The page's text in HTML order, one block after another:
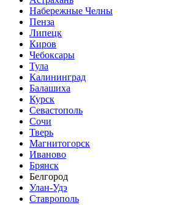
Набережные Челны
Пенза
Липецк
Киров
Чебоксары
Тула
Калининград
Балашиха
Курск
Севастополь
Сочи
Тверь
Магнитогорск
Иваново
Брянск
Белгород
Улан-Удэ
Ставрополь